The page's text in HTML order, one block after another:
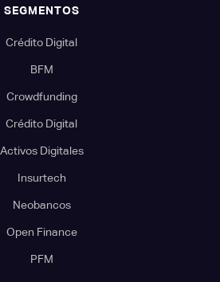
SEGMENTOS
Crédito Digital
BFM
Crowdfunding
Crédito Digital
Activos Digitales
Insurtech
Neobancos
Open Finance
PFM